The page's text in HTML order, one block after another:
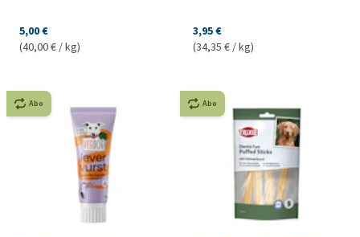
5,00 €
(40,00 € / kg)
3,95 €
(34,35 € / kg)
Abo Abo